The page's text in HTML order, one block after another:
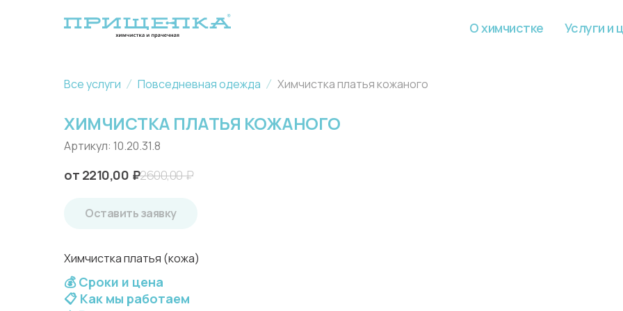
О химчистке Услуги и
Все услуги Повседневная одежда Химчистка платья кожаного
ХИМЧИСТКА ПЛАТЬЯ КОЖАНОГО
Артикул: 10.20.31.8
2210,00 ₽2600,00₽
Оставить заявку
Химчистка платья (кожа)
💰 Сроки и цена
📋 Как мы работаем